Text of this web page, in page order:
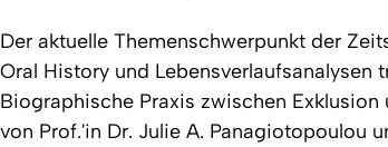
Der aktuelle Themenschwerpunkt der
Oral History und Lebensverlaufsanalysen
Biographische Praxis zwischen
von Prof.'in Dr. Julie A. Panagiotopoulou